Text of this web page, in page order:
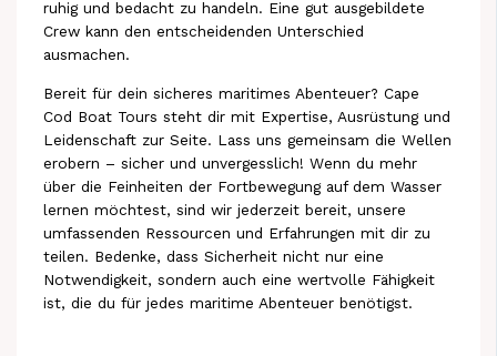
ruhig und bedacht zu handeln. Eine gut ausgebildete
Crew kann den entscheidenden Unterschied
ausmachen.
Bereit für dein sicheres maritimes Abenteuer? Cape
Cod Boat Tours steht dir mit Expertise, Ausrüstung und
Leidenschaft zur Seite. Lass uns gemeinsam die Wellen
erobern – sicher und unvergesslich! Wenn du mehr
über die Feinheiten der Fortbewegung auf dem Wasser
lernen möchtest, sind wir jederzeit bereit, unsere
umfassenden Ressourcen und Erfahrungen mit dir zu
teilen. Bedenke, dass Sicherheit nicht nur eine
Notwendigkeit, sondern auch eine wertvolle Fähigkeit
ist, die du für jedes maritime Abenteuer benötigst.